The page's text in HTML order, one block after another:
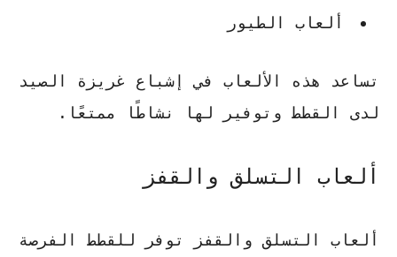
ألعاب الطيور
تساعد هذه الألعاب في إشباع غريزة الصيد
لدى القطط وتوفير لها نشاطًا ممتعًا.
ألعاب التسلق والقفز
ألعاب التسلق والقفز توفر للقطط الفرصة